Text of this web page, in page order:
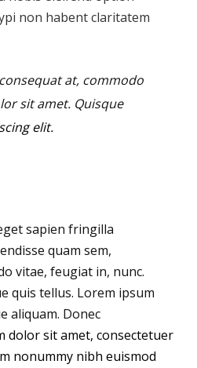
non habent claritatem
at, commodo
sit amet. Quisque
elit.
sapien fringilla
quam sem,
vitae, feugiat in, nunc.
quis tellus. Lorem ipsum
aliquam. Donec
dolor sit amet, consectetuer
nonummy nibh euismod